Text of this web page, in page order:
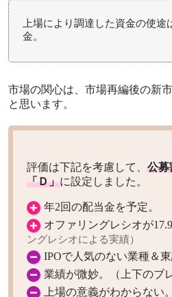
上場により調達した資金の使
金。
市場の関心は、市場再編後の新
と思います。
評価は下記を考慮して、 公募
「Ｄ」に設定しました。
年2回の配当金を予定。
オファリングレシオが
ングレシオによる実績）
IPOで人気のない業種＆東
業績が微妙。（上下のブ
上場の意義がわからない